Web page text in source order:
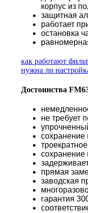
корпус из
защитная
работает
остановка
как работают
нужна ли
Достоинства
не требует
сохранение
сохранение
прямая
заводская
гарантия